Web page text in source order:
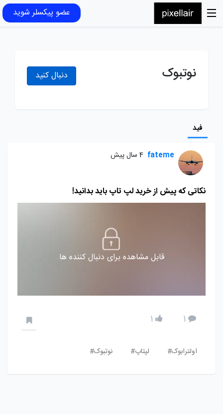
عضو پیکسلر شوید
نوتبوک دنبال کنید
فید
fateme 4 سال پیش
نکاتی که پیش از خرید لپ تاپ باید بدانید!
قابل مشاهده برای دنبال کننده ها
1
1
اولترابوک# لپتاپ# نوتبوک#